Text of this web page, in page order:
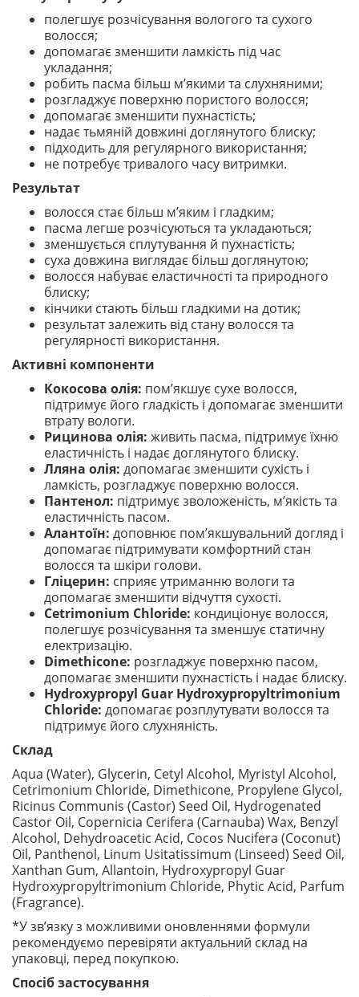
полегшує розчісування вологого та сухого
волосся;
допомагає зменшити ламкість під час
укладання;
робить пасма більш м’якими та слухняними;
розгладжує поверхню пористого волосся;
допомагає зменшити пухнастість;
надає тьмяній довжині доглянутого блиску;
підходить для регулярного використання;
не потребує тривалого часу витримки.
Результат
волосся стає більш м’яким і гладким;
пасма легше розчісуються та укладаються;
зменшується сплутування й пухнастість;
суха довжина виглядає більш доглянутою;
волосся набуває еластичності та природного
блиску;
кінчики стають більш гладкими на дотик;
результат залежить від стану волосся та
регулярності використання.
Активні компоненти
Кокосова олія: пом’якшує сухе волосся,
підтримує його гладкість і допомагає зменшити
втрату вологи.
Рицинова олія: живить пасма, підтримує їхню
еластичність і надає доглянутого блиску.
Лляна олія: допомагає зменшити сухість і
ламкість, розгладжує поверхню волосся.
Пантенол: підтримує зволоженість, м’якість та
еластичність пасом.
Алантоїн: доповнює пом’якшувальний догляд і
допомагає підтримувати комфортний стан
волосся та шкіри голови.
Гліцерин: сприяє утриманню вологи та
допомагає зменшити відчуття сухості.
Cetrimonium Chloride: кондиціонує волосся,
полегшує розчісування та зменшує статичну
електризацію.
Dimethicone: розгладжує поверхню пасом,
допомагає зменшити пухнастість і надає блиску.
Hydroxypropyl Guar Hydroxypropyltrimonium
Chloride: допомагає розплутувати волосся та
підтримує його слухняність.
Склад
Aqua (Water), Glycerin, Cetyl Alcohol, Myristyl Alcohol,
Cetrimonium Chloride, Dimethicone, Propylene Glycol,
Ricinus Communis (Castor) Seed Oil, Hydrogenated
Castor Oil, Copernicia Cerifera (Carnauba) Wax, Benzyl
Alcohol, Dehydroacetic Acid, Cocos Nucifera (Coconut)
Oil, Panthenol, Linum Usitatissimum (Linseed) Seed Oil,
Xanthan Gum, Allantoin, Hydroxypropyl Guar
Hydroxypropyltrimonium Chloride, Phytic Acid, Parfum
(Fragrance).
*У зв’язку з можливими оновленнями формули
рекомендуємо перевіряти актуальний склад на
упаковці, перед покупкою.
Спосіб застосування